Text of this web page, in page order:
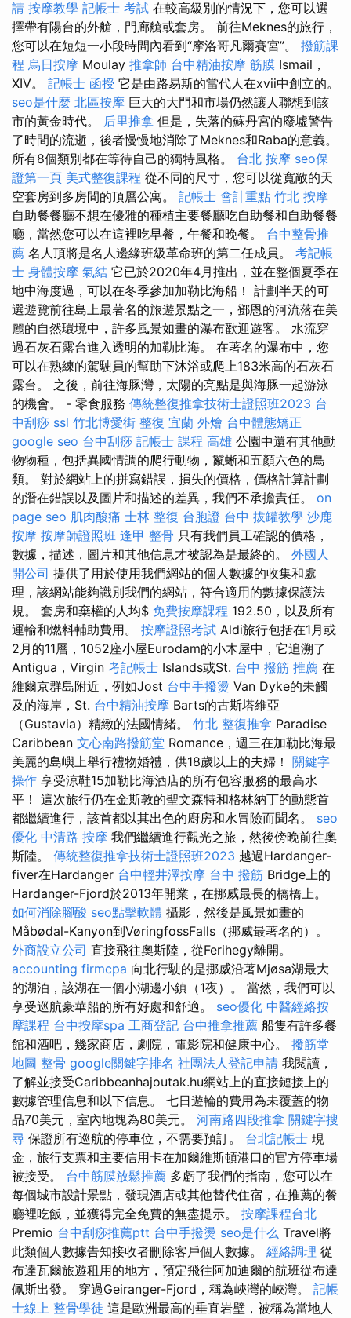
請 按摩教學 記帳士 考試 在較高級別的情況下，您可以選
擇帶有陽台的外艙，門廊艙或套房。 前往Meknes的旅行，
您可以在短短一小段時間內看到“摩洛哥凡爾賽宮”。 撥筋課
程 烏日按摩 Moulay 推拿師 台中精油按摩 筋膜 Ismail，
XIV。 記帳士 函授 它是由路易斯的當代人在xvii中創立的。
seo是什麼 北區按摩 巨大的大門和市場仍然讓人聯想到該
市的黃金時代。 后里推拿 但是，失落的蘇丹宮的廢墟警告
了時間的流逝，後者慢慢地消除了Meknes和Raba的意義。
所有8個類別都在等待自己的獨特風格。 台北 按摩 seo保
證第一頁 美式整復課程 從不同的尺寸，您可以從寬敞的天
空套房到多房間的頂層公寓。 記帳士 會計重點 竹北 按摩
自助餐餐廳不想在優雅的種植主要餐廳吃自助餐和自助餐餐
廳，當然您可以在這裡吃早餐，午餐和晚餐。 台中整骨推
薦 名人頂將是名人邊緣班級革命班的第二任成員。 考記帳
士 身體按摩 氣結 它已於2020年4月推出，並在整個夏季在
地中海度過，可以在冬季參加加勒比海船！ 計劃半天的可
選遊覽前往島上最著名的旅遊景點之一，鄧恩的河流落在美
麗的自然環境中，許多風景如畫的瀑布歡迎遊客。 水流穿
過石灰石露台進入透明的加勒比海。 在著名的瀑布中，您
可以在熟練的駕駛員的幫助下沐浴或爬上183米高的石灰石
露台。 之後，前往海豚灣，太陽的亮點是與海豚一起游泳
的機會。 - 零食服務 傳統整復推拿技術士證照班2023 台
中刮痧 ssl 竹北博愛街 整復 宜蘭 外燴 台中體態矯正
google seo 台中刮痧 記帳士 課程 高雄 公園中還有其他動
物物種，包括異國情調的爬行動物，鬣蜥和五顏六色的鳥
類。 對於網站上的拼寫錯誤，損失的價格，價格計算計劃
的潛在錯誤以及圖片和描述的差異，我們不承擔責任。 on
page seo 肌肉酸痛 士林 整復 台胞證 台中 拔罐教學 沙鹿
按摩 按摩師證照班 逢甲 整骨 只有我們員工確認的價格，
數據，描述，圖片和其他信息才被認為是最終的。 外國人
開公司 提供了用於使用我們網站的個人數據的收集和處
理，該網站能夠識別我們的網站，符合適用的數據保護法
規。 套房和棄權的人均$ 免費按摩課程 192.50，以及所有
運輸和燃料輔助費用。 按摩證照考試 Aldi旅行包括在1月或
2月的11層，1052座小屋Eurodam的小木屋中，它追溯了
Antigua，Virgin 考記帳士 Islands或St. 台中 撥筋 推薦 在
維爾京群島附近，例如Jost 台中手撥燙 Van Dyke的未觸
及的海岸，St. 台中精油按摩 Barts的古斯塔維亞
（Gustavia）精緻的法國情緒。 竹北 整復推拿 Paradise
Caribbean 文心南路撥筋堂 Romance，週三在加勒比海最
美麗的島嶼上舉行禮物婚禮，供18歲以上的夫婦！ 關鍵字
操作 享受涼鞋15加勒比海酒店的所有包容服務的最高水
平！ 這次旅行仍在金斯敦的聖文森特和格林納丁的動態首
都繼續進行，該首都以其出色的廚房和水冒險而聞名。 seo
優化 中清路 按摩 我們繼續進行觀光之旅，然後傍晚前往奧
斯陸。 傳統整復推拿技術士證照班2023 越過Hardanger-
fiver在Hardanger 台中輕井澤按摩 台中 撥筋 Bridge上的
Hardanger-Fjord於2013年開業，在挪威最長的橋橋上。
如何消除腳酸 seo點擊軟體 攝影，然後是風景如畫的
Måbødal-Kanyon到VøringfossFalls（挪威最著名的）。
外商設立公司 直接飛往奧斯陸，從Ferihegy離開。
accounting firmcpa 向北行駛的是挪威沿著Mjøsa湖最大
的湖泊，該湖在一個小湖邊小鎮（1夜）。 當然，我們可以
享受巡航豪華船的所有好處和舒適。 seo優化 中醫經絡按
摩課程 台中按摩spa 工商登記 台中推拿推薦 船隻有許多餐
館和酒吧，幾家商店，劇院，電影院和健康中心。 撥筋堂
地圖 整骨 google關鍵字排名 社團法人登記申請 我閱讀，
了解並接受Caribbeanhajoutak.hu網站上的直接鏈接上的
數據管理信息和以下信息。 七日遊輪的費用為未覆蓋的物
品70美元，室內地塊為80美元。 河南路四段推拿 關鍵字搜
尋 保證所有巡航的停車位，不需要預訂。 台北記帳士 現
金，旅行支票和主要信用卡在加爾維斯頓港口的官方停車場
被接受。 台中筋膜放鬆推薦 多虧了我們的指南，您可以在
每個城市設計景點，發現酒店或其他替代住宿，在推薦的餐
廳裡吃飯，並獲得完全免費的無盡提示。 按摩課程台北
Premio 台中刮痧推薦ptt 台中手撥燙 seo是什么 Travel將
此類個人數據告知接收者刪除客戶個人數據。 經絡調理 從
布達瓦爾旅遊租用的地方，預定飛往阿加迪爾的航班從布達
佩斯出發。 穿過Geiranger-Fjord，稱為峽灣的峽灣。 記帳
士線上 整骨學徒 這是歐洲最高的垂直岩壁，被稱為當地人